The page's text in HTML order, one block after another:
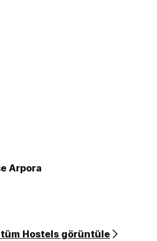
Arpora
tüm Hostels görüntüle